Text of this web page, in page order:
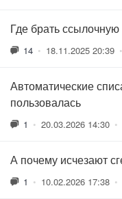
Где брать
14 • 18.11.2025 20:39 •
Автоматические
пользовалась
1 • 20.03.2026 14:30 •
А почему исчезают
1 • 10.02.2026 17:38 •